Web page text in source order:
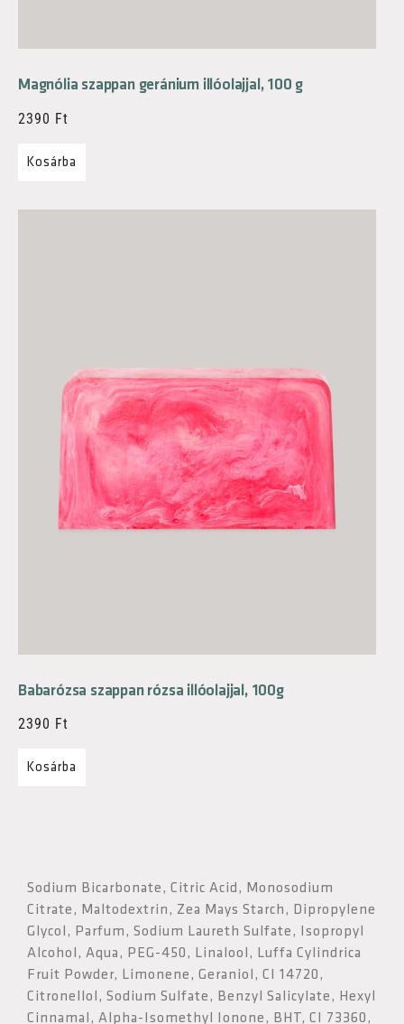
Magnólia szappan geránium illóolajjal, 100 g
2390 Ft
Kosárba
Babarózsa szappan rózsa illóolajjal, 100g
2390 Ft
Kosárba
Sodium Bicarbonate, Citric Acid, Monosodium
Citrate, Maltodextrin, Zea Mays Starch, Dipropylene
Glycol, Parfum, Sodium Laureth Sulfate, Isopropyl
Alcohol, Aqua, PEG-450, Linalool, Luffa Cylindrica
Fruit Powder, Limonene, Geraniol, CI 14720,
Citronellol, Sodium Sulfate, Benzyl Salicylate, Hexyl
Cinnamal, Alpha-Isomethyl Ionone, BHT, CI 73360,